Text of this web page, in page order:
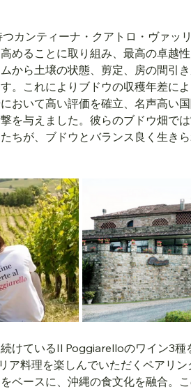
カンティーナ・クアトロ・ヴァッ
めることに取り組み、最高の卓越
から土壌の状態、剪定、房の間引
。これによりブドウの収穫年差によ
おいて高い評価を確立、名声高い
を与えました。彼らのブドウ畑で
ちが、ブドウとバランス良く生き
けているIl Poggiarelloのワイン3種
ア料理を楽しんでいただくペアリ
ベースに、沖縄の食文化を融合。